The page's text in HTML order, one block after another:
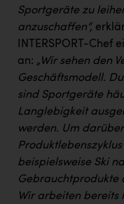
Österreichisches
Wirtschaftskammer
Dopgas
kunden basics
kontakt
Sportgeräte zu
anzuschaffen“,
INTERSPORT-
an: „Wir sehen den
Geschäftsmodell.
sind Sportgeräte
Langlebigkeit
werden. Um
beispielsweise Ski
Gebrauchtprodukte
Wir arbeiten bereits